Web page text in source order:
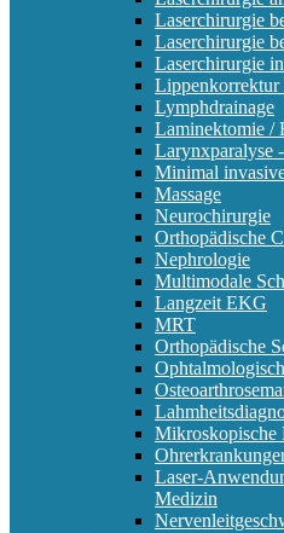
Laserchirurgie
Laserchirurgie
Laserchirurgie
Lippenkorrektur
Lymphdrainage
Laminektomie /
Larynxparalyse
Minimal
Massage
Neurochirurgie
Orthopädische
Nephrologie
Multimodale
Langzeit EKG
MRT
Orthopädische
Mikroskopische
Laser-
Medizin